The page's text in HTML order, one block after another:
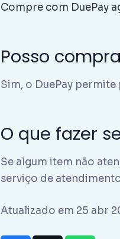
Compre com DuePay
Posso
Sim, o DuePay
O que fazer
Se algum item não
serviço de
Atualizado em 25 abr